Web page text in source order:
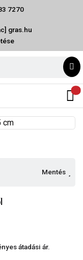
7270
gras.hu
Mentés
átadási ár.